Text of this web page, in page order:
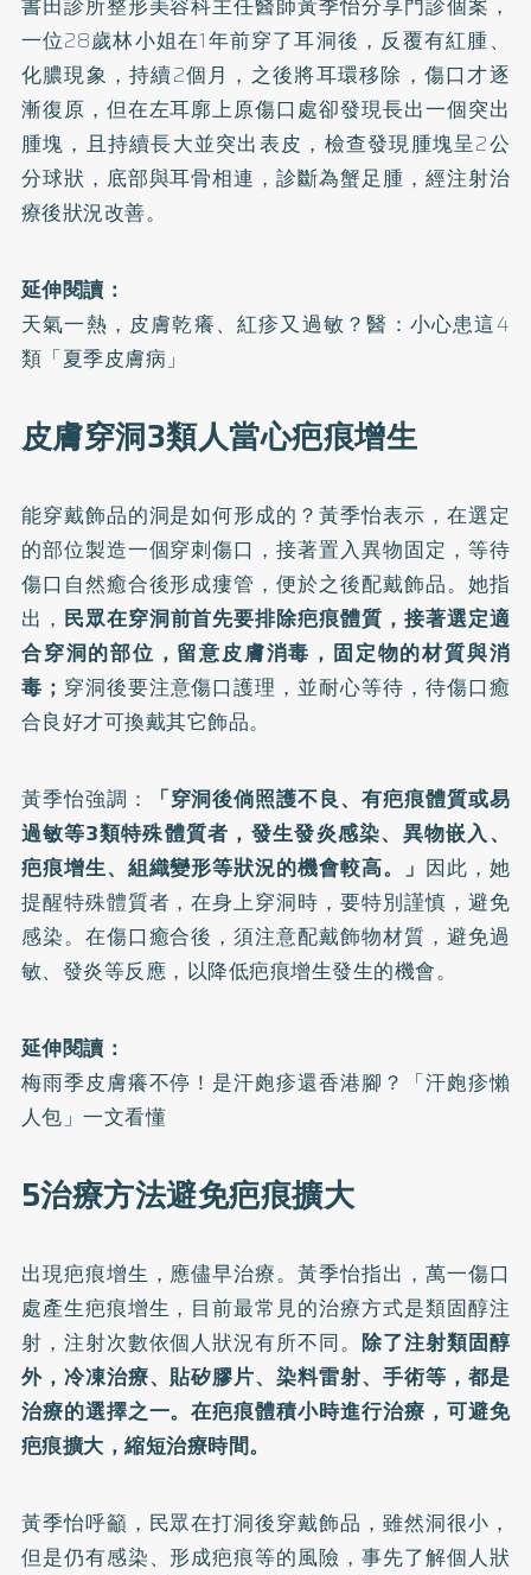
書田診所整形美容科主任醫師黃季怡分享門診個案，
一位28歲林小姐在1年前穿了耳洞後，反覆有紅腫、
化膿現象，持續2個月，之後將耳環移除，傷口才逐
漸復原，但在左耳廓上原傷口處卻發現長出一個突出
腫塊，且持續長大並突出表皮，檢查發現腫塊呈2公
分球狀，底部與耳骨相連，診斷為蟹足腫，經注射治
療後狀況改善。
延伸閱讀：
天氣一熱，皮膚乾癢、紅疹又過敏？醫：小心患這4
類「夏季皮膚病」
皮膚穿洞3類人當心疤痕增生
能穿戴飾品的洞是如何形成的？黃季怡表示，在選定
的部位製造一個穿刺傷口，接著置入異物固定，等待
傷口自然癒合後形成瘻管，便於之後配戴飾品。她指
出， 民眾在穿洞前首先要排除疤痕體質，接著選定適
合穿洞的部位，留意皮膚消毒，固定物的材質與消
毒； 穿洞後要注意傷口護理，並耐心等待，待傷口癒
合良好才可換戴其它飾品。
黃季怡強調：
「穿洞後倘照護不良、有疤痕體質或易
過敏等3類特殊體質者，發生發炎感染、異物嵌入、
疤痕增生、組織變形等狀況的機會較高。」 因此，她
提醒特殊體質者，在身上穿洞時，要特別謹慎，避免
感染。在傷口癒合後，須注意配戴飾物材質，避免過
敏、發炎等反應，以降低疤痕增生發生的機會。
延伸閱讀：
梅雨季皮膚癢不停！是汗皰疹還香港腳？「汗皰疹懶
人包」一文看懂
5治療方法避免疤痕擴大
出現疤痕增生，應儘早治療。黃季怡指出，萬一傷口
處產生疤痕增生，目前最常見的治療方式是類固醇注
射，注射次數依個人狀況有所不同。 除了注射類固醇
外，冷凍治療、貼矽膠片、染料雷射、手術等，都是
治療的選擇之一。在疤痕體積小時進行治療，可避免
疤痕擴大，縮短治療時間。
黃季怡呼籲，民眾在打洞後穿戴飾品，雖然洞很小，
但是仍有感染、形成疤痕等的風險，事先了解個人狀